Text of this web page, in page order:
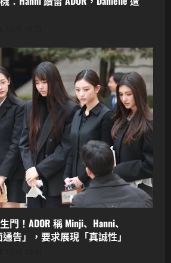
門！ADOR 稱 Minji、Hanni、
告」，要求展現「真誠性」